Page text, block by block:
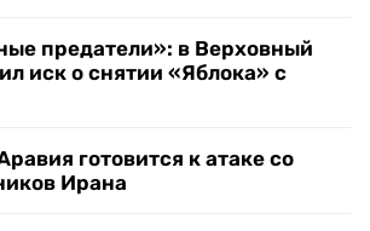
предатели»: в Верховный
иск о снятии «Яблока» с
готовится к атаке со
Ирана